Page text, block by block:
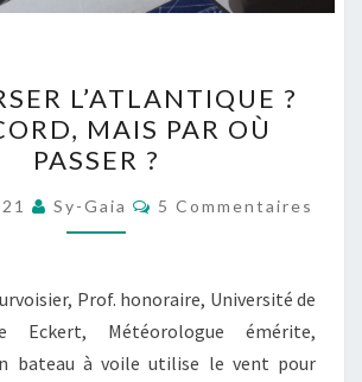
L’ATLANTIQUE ?
D’ACCORD,
MAIS
PAR
OÙ
L’ATLANTIQUE ?
MAIS PAR OÙ
PASSER ?
Sy-Gaia Commentaires
5 Commentaires
Prof. honoraire, Université de
Eckert, Météorologue émérite,
bateau à voile utilise le vent pour